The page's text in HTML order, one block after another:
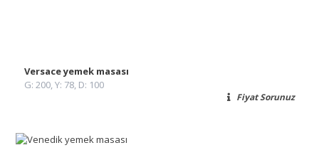
Versace yemek masası
G: 200, Y: 78, D: 100
Fiyat Sorunuz